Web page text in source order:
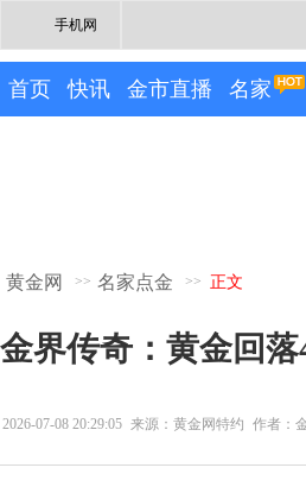
手机网
首页 快讯 金市直播 名家
黄金网 >> 名家点金 >> 正文
金界传奇：黄金回落
2026-07-08 20:29:05 来源：黄金网特约 作者：
专栏